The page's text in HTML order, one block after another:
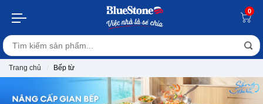
0
Trang chủ Bếp từ